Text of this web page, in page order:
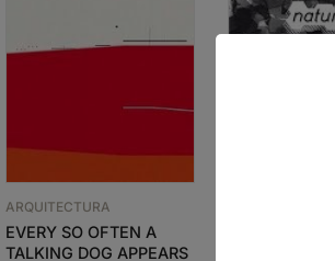
ARQUITECTURA
EVERY SO OFTEN A
TALKING DOG APPEARS